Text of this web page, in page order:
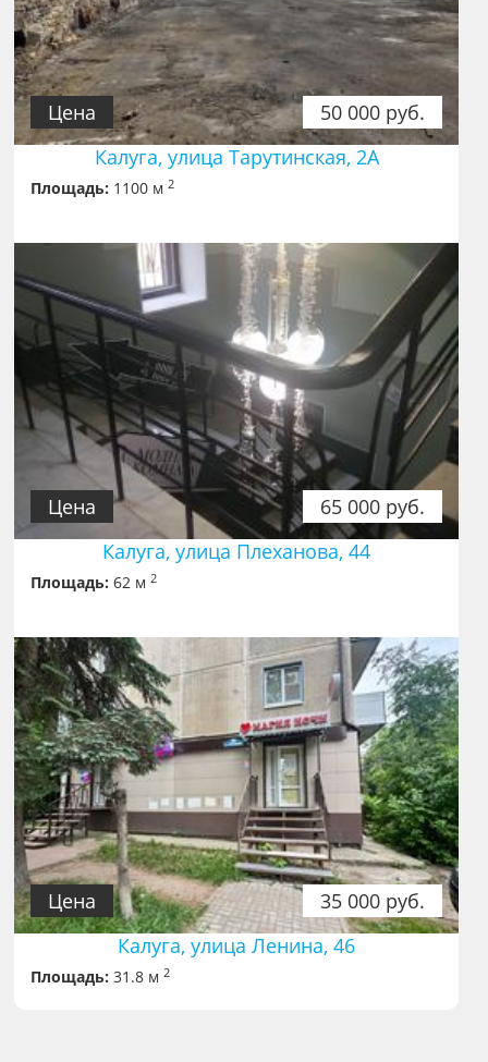
50 000 руб.
Цена
Калуга, улица Тарутинская, 2А
Площадь: 1100 м2
65 000 руб.
Цена
Калуга, улица Плеханова, 44
Площадь: 62 м2
35 000 руб.
Цена
Калуга, улица Ленина, 46
Площадь: 31.8 м2